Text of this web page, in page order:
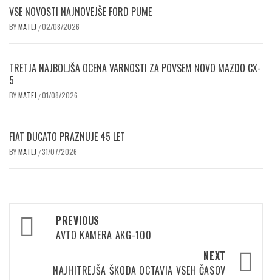
VSE NOVOSTI NAJNOVEJŠE FORD PUME
BYMATEJ /02/08/2026
TRETJA NAJBOLJŠA OCENA VARNOSTI ZA POVSEM NOVO MAZDO CX-
5
BYMATEJ /01/08/2026
FIAT DUCATO PRAZNUJE 45 LET
BYMATEJ /31/07/2026
Post
navigation
PREVIOUS
AVTO KAMERA AKG-100
NEXT
NAJHITREJŠA ŠKODA OCTAVIA VSEH ČASOV